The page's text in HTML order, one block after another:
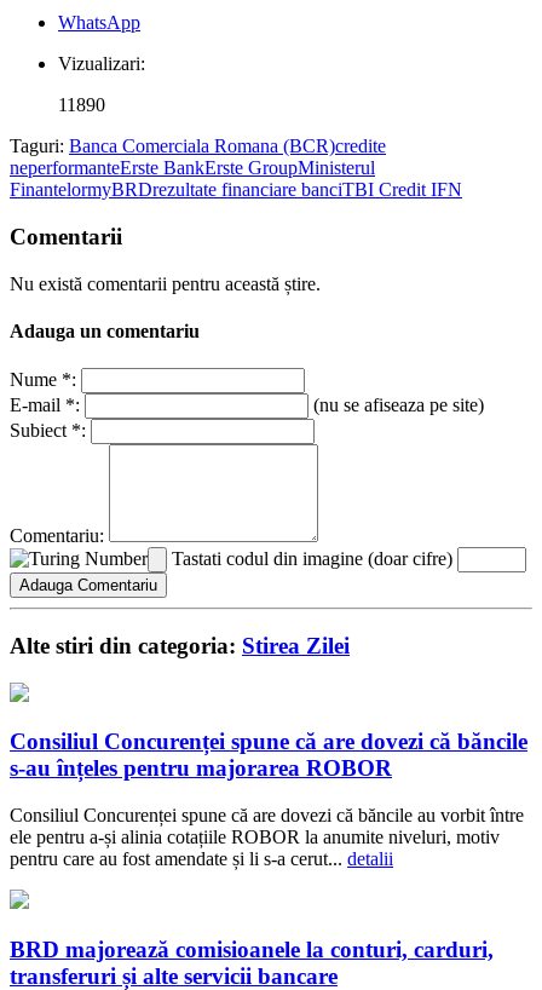
WhatsApp
Vizualizari:
11890
Taguri: Banca Comerciala Romana (BCR)credite
neperformanteErste BankErste GroupMinisterul
FinantelormyBRDrezultate financiare banciTBI Credit IFN
Comentarii
Nu există comentarii pentru această știre.
Adauga un comentariu
Nume *:
E-mail *:
(nu se afiseaza pe site)
Subiect *:
Comentariu:
Tastati codul din imagine (doar cifre)
Alte stiri din categoria: Stirea Zilei
Consiliul Concurenței spune că are dovezi că băncile
s-au înțeles pentru majorarea ROBOR
Consiliul Concurenței spune că are dovezi că băncile au vorbit între
ele pentru a-și alinia cotațiile ROBOR la anumite niveluri, motiv
pentru care au fost amendate și li s-a cerut... detalii
BRD majorează comisioanele la conturi, carduri,
transferuri și alte servicii bancare